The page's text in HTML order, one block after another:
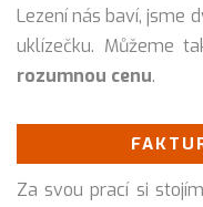
Lezení nás baví, jsme
uklízečku. Můžeme
rozumnou cenu.
Za svou prací si